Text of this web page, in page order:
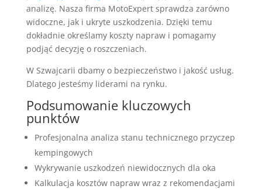
analizę. Nasza firma MotoExpert sprawdza zarówno
widoczne, jak i ukryte uszkodzenia. Dzięki temu
dokładnie określamy koszty napraw i pomagamy
podjąć decyzję o roszczeniach.
W Szwajcarii dbamy o bezpieczeństwo i jakość usług.
Dlatego jesteśmy liderami na rynku.
Podsumowanie kluczowych
punktów
Profesjonalna analiza stanu technicznego przyczep
kempingowych
Wykrywanie uszkodzeń niewidocznych dla oka
Kalkulacja kosztów napraw wraz z rekomendacjami